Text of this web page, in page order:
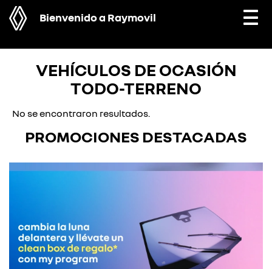
Bienvenido a Raymovil
VEHÍCULOS DE OCASIÓN
TODO-TERRENO
No se encontraron resultados.
PROMOCIONES DESTACADAS